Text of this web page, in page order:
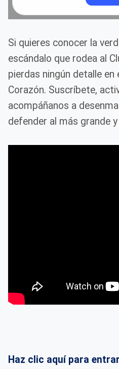
Si quieres conocer la
escándalo que rodea al
pierdas ningún detalle en
Corazón. Suscríbete,
acompáñanos a
defender al más grande
Haz clic aquí para